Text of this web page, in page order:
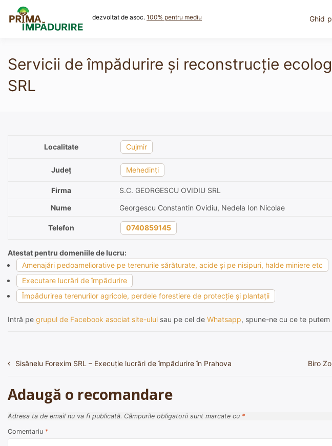
content
dezvoltat de asoc. 100% pentru mediu Ghid
Servicii de împădurire și reconstrucție
SRL
Localitate Cujmir
Județ Mehedinți
Firma
S.C. GEORGESCU OVIDIU SRL
Nume
Georgescu Constantin Ovidiu, Nedela Ion Nicolae
Telefon 0740859145
Atestat pentru domeniile de lucru:
Amenajări pedoameliorative pe terenurile sărăturate, acide şi pe nisipuri, halde miniere etc
Executare lucrări de împădurire
Împădurirea terenurilor agricole, perdele forestiere de protecţie şi plantaţii
Intră pe grupul de Facebook asociat site-ului sau pe cel de Whatsapp, spune-ne cu ce te
Navigare
articole
Sisănelu Forexim SRL – Execuție lucrări de împădurire în Prahova Biro
Adaugă o recomandare
Adresa ta de email nu va fi publicată. Câmpurile obligatorii sunt marcate cu *
Comentariu *